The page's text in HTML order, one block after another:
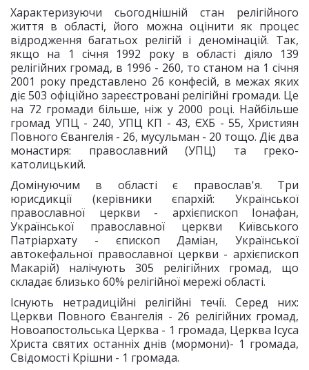
Характеризуючи сьогоднішній стан релігійного
життя в області, його можна оцінити як процес
відродження багатьох релігій і деномінацій. Так,
якщо на 1 січня 1992 року в області діяло 139
релігійних громад, в 1996 - 260, то станом на 1 січня
2001 року представлено 26 конфесій, в межах яких
діє 503 офіційно зареєстровані релігійні громади. Це
на 72 громади більше, ніж у 2000 році. Найбільше
громад УПЦ - 240, УПЦ КП - 43, ЄХБ - 55, Християн
Повного Євангелія - 26, мусульман - 20 тощо. Діє два
монастиря: православний (УПЦ) та греко-
католицький.
Домінуючим в області є православ'я. Три
юрисдикції (керівники єпархій: Української
православної церкви - архієпископ Іонафан,
Української православної церкви Київського
Патріархату - єпископ Даміан, Української
автокефальної православної церкви - архієпископ
Макарій) налічують 305 релігійних громад, що
складає близько 60% релігійної мережі області.
Існують нетрадиційні релігійні течії. Серед них:
Церкви Повного Євангелія - 26 релігійних громад,
Новоапостольська Церква - 1 громада, Церква Ісуса
Христа святих останніх днів (мормони)- 1 громада,
Свідомості Крішни - 1 громада.